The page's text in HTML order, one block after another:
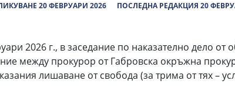
20 ФЕВРУАРИ 2026 ПОСЛЕДНА РЕДАКЦИЯ 20
2026 г., в заседание по наказателно дело от
между прокурор от Габровска окръжна
лишаване от свобода (за трима от тях –